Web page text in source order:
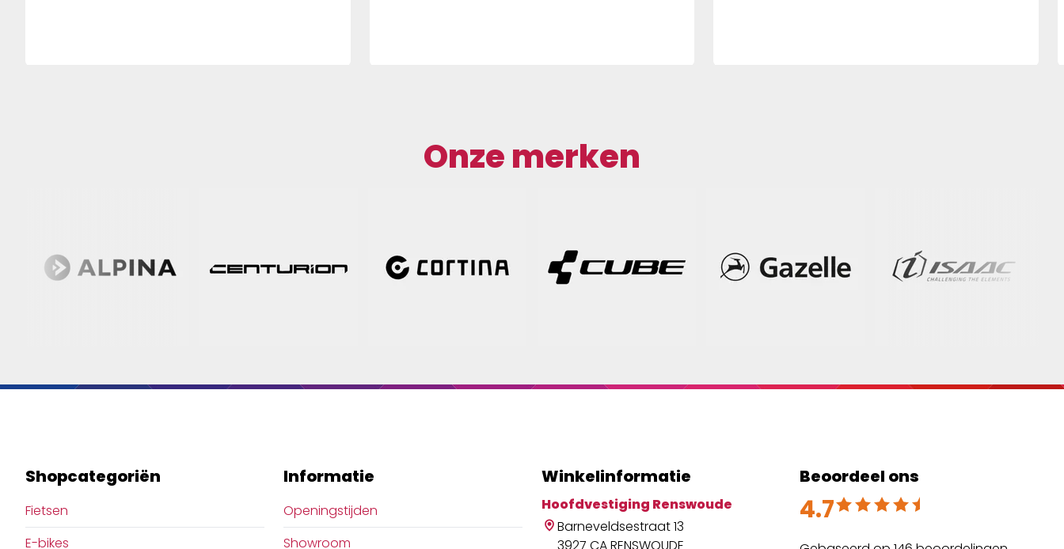
Onze merken
Shopcategoriën
Fietsen
E-bikes
Informatie
Openingstijden
Showroom
Winkelinformatie
Hoofdvestiging Renswoude
Barneveldsestraat 13
Beoordeel ons
4.7
Beoordeeld met 4.7 uit 5